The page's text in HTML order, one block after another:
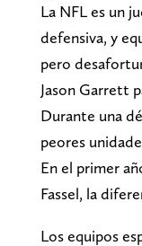
La NFL es un
defensiva, y
pero
Jason Garrett
Durante una
peores
En el primer
Fassel, la
Los equipos